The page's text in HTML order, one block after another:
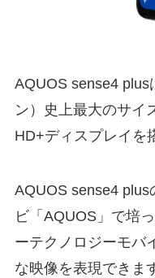
AQUOS sense4 plus
ン）史上最大のサイ
HD+ディスプレイを
AQUOS sense4 plus
ビ「AQUOS」で培
ーテクノロジーモバ
な映像を表現できま